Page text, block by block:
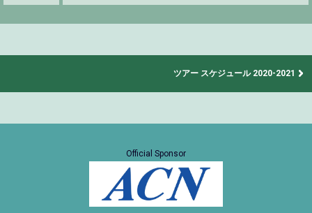
ツアー スケジュール 2020-2021
Official Sponsor